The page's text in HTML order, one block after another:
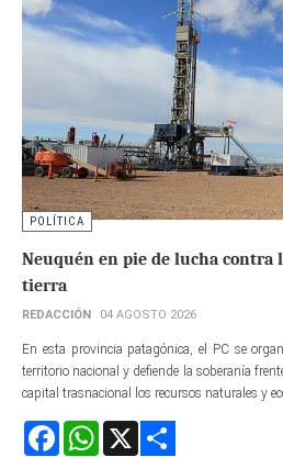
POLÍTICA
Neuquén en pie de lucha contra
tierra
REDACCIÓN 04 AGOSTO 2026
En esta provincia patagónica, el PC se
territorio nacional y defiende la soberanía
capital trasnacional los recursos naturales y
FacebookWhatsApp